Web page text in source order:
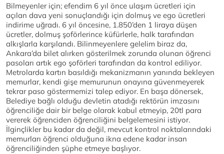
Bilmeyenler için; efendim 6 yıl önce ulaşım ücretleri için
açılan dava yeni sonuçlandığı için dolmuş ve ego ücretleri
indirime uğradı. 6 yıl öncesine, 1.850’den 1 liraya düşen
ücretler, dolmuş şoförlerince küfürlerle, halk tarafından
alkışlarla karşılandı. Bilinmeyenlere gelelim biraz da,
Ankara’da bilet alırken gösterilmek zorunda olunan öğrenci
pasoları artık ego şoförleri tarafından da kontrol ediliyor.
Metrolarda kartın basıldığı mekanizmanın yanında bekleyen
memurlar, kendi gişe memurunun onayına güvenmeyerek
tekrar paso göstermemizi talep ediyor. En başa dönersek,
Belediye bağlı olduğu devletin atadığı rektörün imzasını
öğrenciliğe dair bir belge olarak kabul etmeyip, 20tl para
vererek öğrenciden öğrenciliğini belgelemesini istiyor.
İlginçlikler bu kadar da değil, mevcut kontrol noktalarındaki
memurları öğrenci olduğuna ikna edene kadar insan
öğrenciliğinden şüphe etmeye başlıyor.